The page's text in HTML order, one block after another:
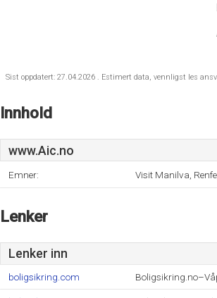
Sist oppdatert: 27.04.2026 . Estimert data, vennligst les
Innhold
www.Aic.no
Emner: Visit Manilva,
Lenker
Lenker inn
boligsikring.com